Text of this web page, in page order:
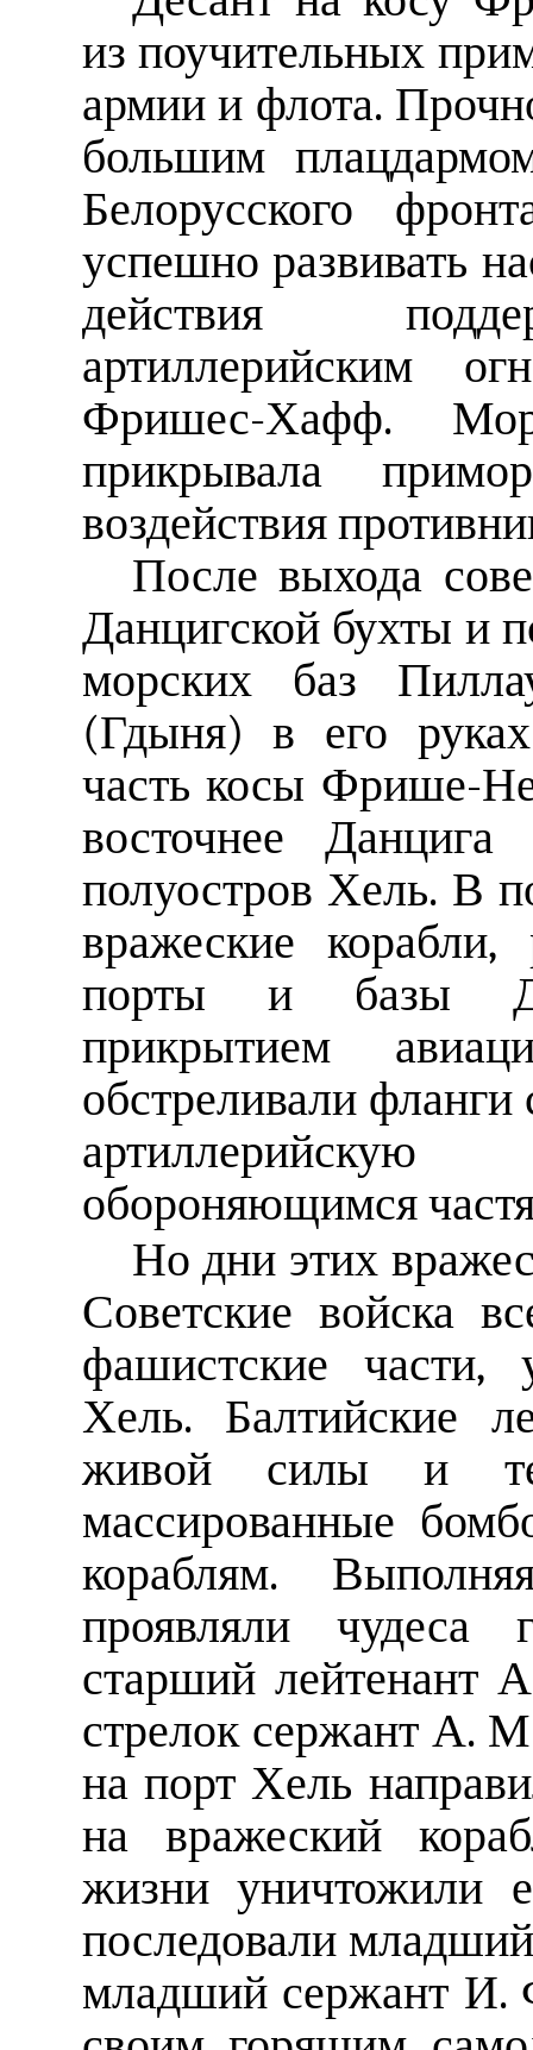
из поучительных
армии и флота.
большим
Белорусского
успешно развивать
действия
артиллерийским
Фришес-Хафф.
прикрывала
воздействия
После выхода
Данцигской бухты и
морских баз
(Гдыня) в его
часть косы Фрише-
восточнее
полуостров Хель. В
вражеские
порты и базы
прикрытием
обстреливали фланги
обороняющимся
Но дни этих
Советские войска
фашистские части,
Хель. Балтийские
живой силы и
массированные
кораблям.
проявляли чудеса
старший лейтенант
стрелок сержант А.
на порт Хель
на вражеский
жизни уничтожили
последовали
младший сержант И.